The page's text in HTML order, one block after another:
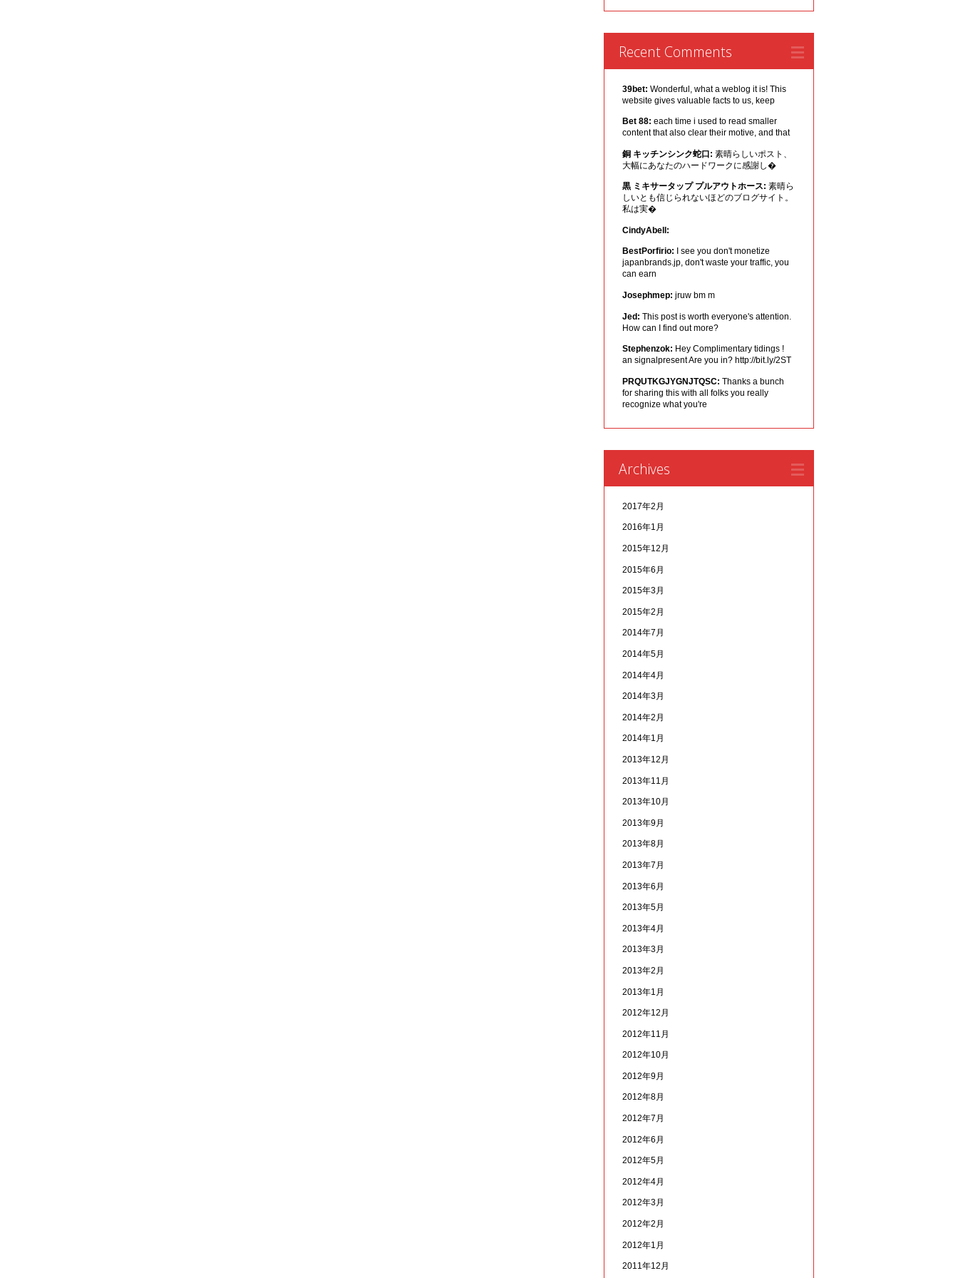
Recent Comments
39bet: Wonderful, what a weblog it is! This
website gives valuable facts to us, keep
Bet 88: each time i used to read smaller
content that also clear their motive, and that
銅 キッチンシンク蛇口: 素晴らしいポスト、
大幅にあなたのハードワークに感謝し�
黒 ミキサータップ プルアウトホース: 素晴ら
しいとも信じられないほどのブログサイト。
私は実�
CindyAbell:
BestPorfirio: I see you don't monetize
japanbrands.jp, don't waste your traffic, you
can earn
Josephmep: jruw bm m
Jed: This post is worth everyone's attention.
How can I find out more?
Stephenzok: Hey Complimentary tidings !
an signalpresent Are you in? http://bit.ly/2ST
PRQUTKGJYGNJTQSC: Thanks a bunch
for sharing this with all folks you really
recognize what you're
Archives
2017年2月
2016年1月
2015年12月
2015年6月
2015年3月
2015年2月
2014年7月
2014年5月
2014年4月
2014年3月
2014年2月
2014年1月
2013年12月
2013年11月
2013年10月
2013年9月
2013年8月
2013年7月
2013年6月
2013年5月
2013年4月
2013年3月
2013年2月
2013年1月
2012年12月
2012年11月
2012年10月
2012年9月
2012年8月
2012年7月
2012年6月
2012年5月
2012年4月
2012年3月
2012年2月
2012年1月
2011年12月